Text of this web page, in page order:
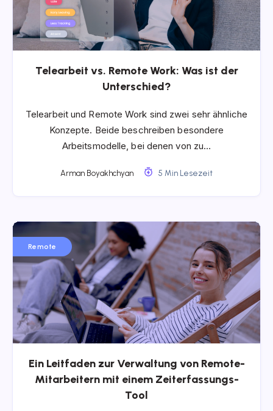
Telearbeit vs. Remote Work: Was ist der
Unterschied?
Telearbeit und Remote Work sind zwei sehr ähnliche
Konzepte. Beide beschreiben besondere
Arbeitsmodelle, bei denen von zu…
Arman Boyakhchyan 5 Min Lesezeit
Remote
Ein Leitfaden zur Verwaltung von Remote-
Mitarbeitern mit einem Zeiterfassungs-
Tool